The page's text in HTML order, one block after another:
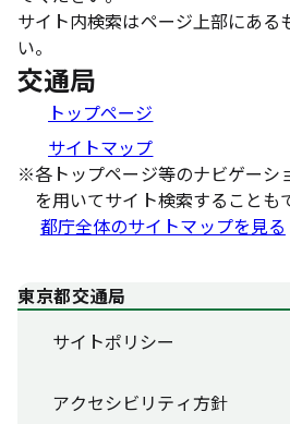
サイト内検索はページ上部にある
い。
交通局
トップページ
サイトマップ
※各トップページ等のナビゲーシ
を用いてサイト検索することも
都庁全体のサイトマップを見る
東京都交通局
サイトポリシー
アクセシビリティ方針